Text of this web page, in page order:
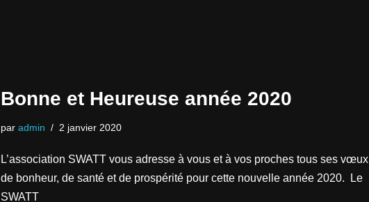
Bonne et Heureuse année 2020
par admin 2 janvier 2020
L’association SWATT vous adresse à vous et à vos proches tous ses vœux
de bonheur, de santé et de prospérité pour cette nouvelle année 2020. Le
SWATT